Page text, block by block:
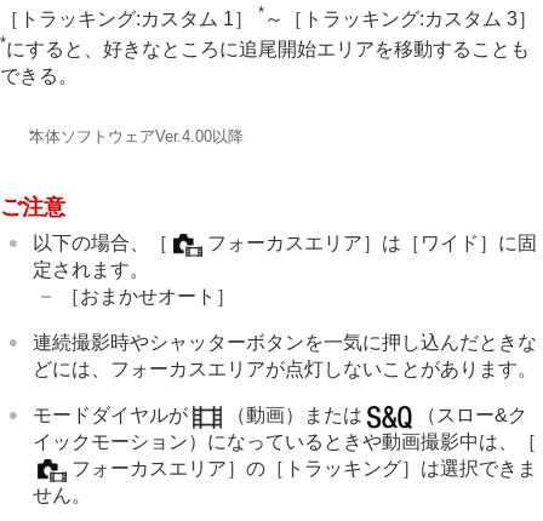
［トラッキング:カスタム 1］
* ～ ［トラッキング:カスタム 3］
*にすると、好きなところに追尾開始エリアを移動することも
できる。
*本体ソフトウェアVer.4.00以降
ご注意
以下の場合、 ［ フォーカスエリア］ は ［ワイド］ に固
定されます。
［おまかせオート］
連続撮影時やシャッターボタンを一気に押し込んだときな
どには、フォーカスエリアが点灯しないことがあります。
モードダイヤルが （動画）または （ スロー&ク
イックモーション）になっているときや動画撮影中は、
［
フォーカスエリア］ の［トラッキング］ は選択できま
せん。